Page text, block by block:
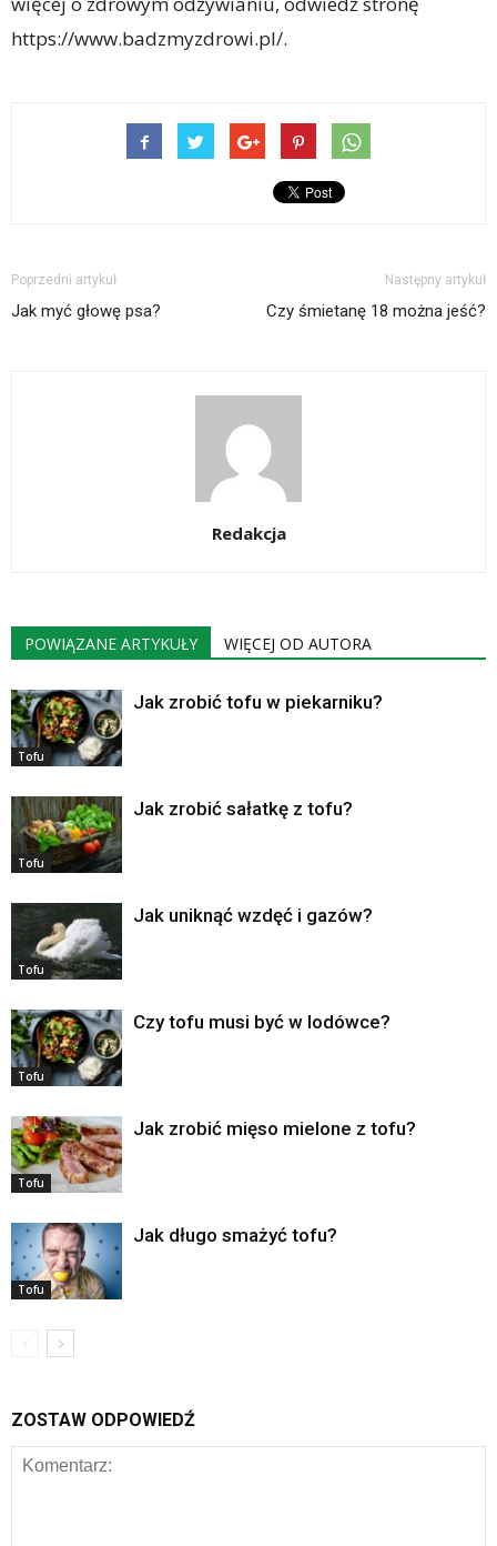
https://www.badzmyzdrowi.pl/.
Poprzedni artykuł
Jak myć głowę psa?
Następny artykuł
Czy śmietanę 18 można jeść?
Redakcja
POWIĄZANE ARTYKUŁY WIĘCEJ OD AUTORA
Tofu
Jak zrobić tofu w piekarniku?
Tofu
Jak zrobić sałatkę z tofu?
Tofu
Jak uniknąć wzdęć i gazów?
Tofu
Czy tofu musi być w lodówce?
Tofu
Jak zrobić mięso mielone z tofu?
Tofu
Jak długo smażyć tofu?
ZOSTAW ODPOWIEDŹ